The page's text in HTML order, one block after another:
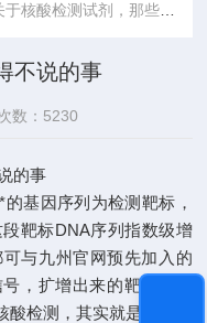
核酸检测试剂，那些不得不说的事
不说的事
数：5230
的事
基因序列为检测靶标，
靶标DNA序列指数级增
与九州官网预先加入的
，扩增出来的靶基因越
检测，其实就是通过检